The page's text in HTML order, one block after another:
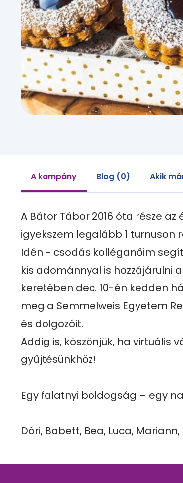
A kampány Blog (0) Akik
A Bátor Tábor 2016 óta része
igyekszem legalább 1 turnuson
Idén - csodás kolléganőim
kis adománnyal is hozzájárulni
keretében dec. 10-én kedden
meg a Semmelweis Egyetem
és dolgozóit.
Addig is, köszönjük, ha virtuális
gyűjtésünkhöz!
Egy falatnyi boldogság – egy
Dóri, Babett, Bea, Luca, Mariann,